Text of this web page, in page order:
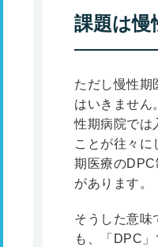
課題は慢
ただし慢性期
はいきません
性期病院では
ことが往々に
期医療の
があります。
そうした意味
も、「DPC